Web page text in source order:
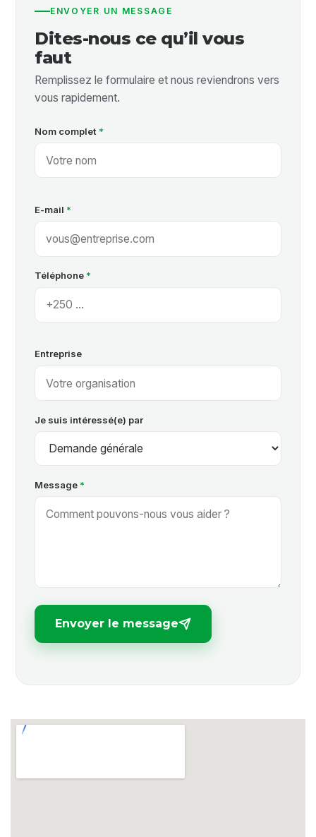
ENVOYER UN MESSAGE
Dites-nous ce qu’il vous
faut
Remplissez le formulaire et nous reviendrons vers
vous rapidement.
Nom complet *
E-mail *
Téléphone *
Entreprise
Je suis intéressé(e) par
Message *
Envoyer le message